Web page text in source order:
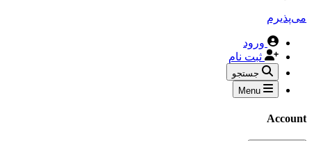
می‌پذیرم
ورود
ثبت نام
جستجو
Menu
Account